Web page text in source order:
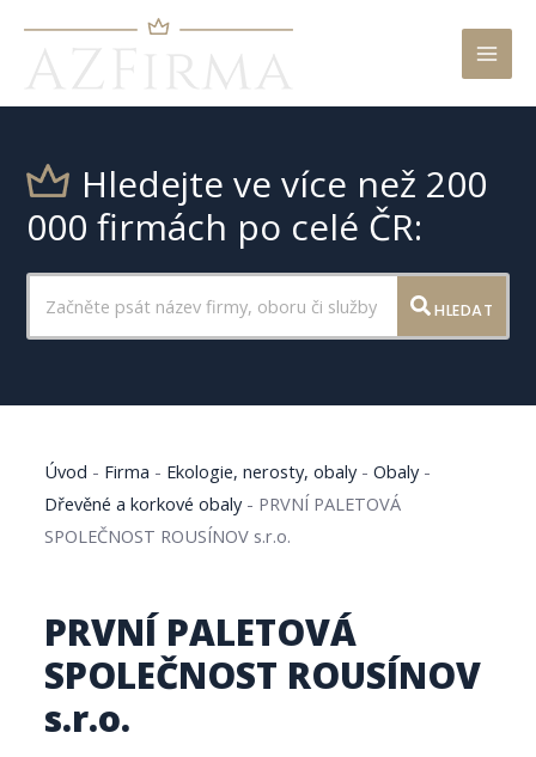
Hledejte ve více než 200
000 firmách po celé ČR:
HLEDAT
Úvod - Firma - Ekologie, nerosty, obaly-Obaly-
Dřevěné a korkové obaly- PRVNÍ PALETOVÁ
SPOLEČNOST ROUSÍNOV s.r.o.
PRVNÍ PALETOVÁ
SPOLEČNOST ROUSÍNOV
s.r.o.